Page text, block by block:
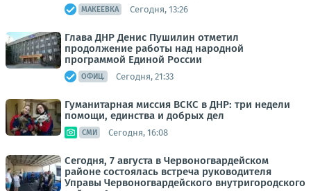
МАКЕЕВКА Сегодня, 13:26
Глава ДНР Денис Пушилин отметил
продолжение работы над народной
программой Единой России
ОФИЦ. Сегодня, 21:33
Гуманитарная миссия ВСКС в ДНР: три недели
помощи, единства и добрых дел
СМИ Сегодня, 16:08
Сегодня, 7 августа в Червоногвардейском
районе состоялась встреча руководителя
Управы Червоногвардейского внутригородского